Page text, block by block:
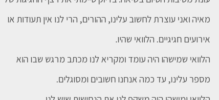
מאיה ואני עוצרת לחשוב עלינו, ההורים, הרי לנו אין תעודות או
אירועים חגיגיים. הלוואי שהיו.
הלוואי שמישהו היה עומד ומקריא לנו מכתב מרגש שבו הוא
מספר עלינו, עד כמה אנחנו חשובים ומסוגלים.⁠